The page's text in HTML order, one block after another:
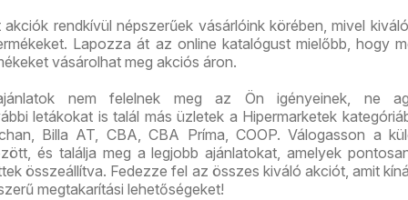
rendkívül népszerűek vásárlóink körében, mivel
Lapozza át az online katalógust mielőbb, hogy
vásárolhat meg akciós áron.
nem felelnek meg az Ön igényeinek, ne
letákokat is talál más üzletek a Hipermarketek
Billa AT, CBA, CBA Príma, COOP. Válogasson a
és találja meg a legjobb ajánlatokat, amelyek
összeállítva. Fedezze fel az összes kiváló akciót, amit
megtakarítási lehetőségeket!